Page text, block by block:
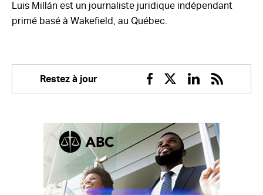
Luis Millán est un journaliste juridique indépendant
primé basé à Wakefield, au Québec.
Restez à jour
Facebook
TwitterLinkedin
RSS